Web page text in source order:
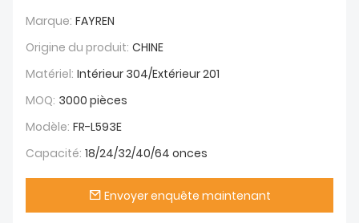
Marque: FAYREN
Origine du produit: CHINE
Matériel: Intérieur 304/Extérieur 201
MOQ: 3000 pièces
Modèle: FR-L593E
Capacité: 18/24/32/40/64 onces
Envoyer enquête maintenant